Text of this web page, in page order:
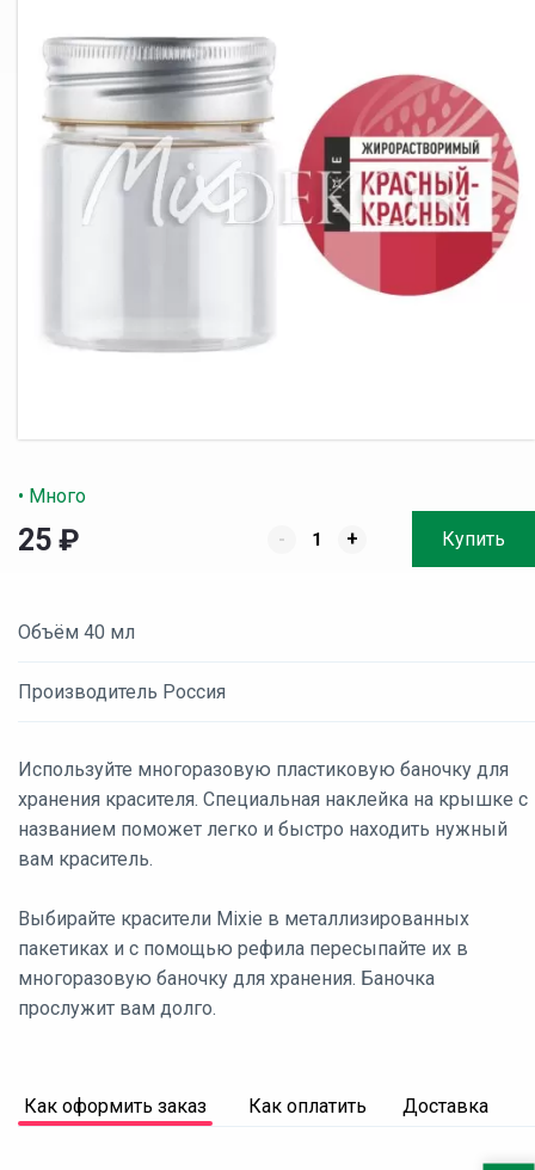
• Много
25 ₽ - + Купить
Объём 40 мл
Производитель Россия
Используйте многоразовую пластиковую баночку для
хранения красителя. Специальная наклейка на крышке с
названием поможет легко и быстро находить нужный
вам краситель.
Выбирайте красители Mixie в металлизированных
пакетиках и с помощью рефила пересыпайте их в
многоразовую баночку для хранения. Баночка
прослужит вам долго.
Как оформить заказ Как оплатить Доставка